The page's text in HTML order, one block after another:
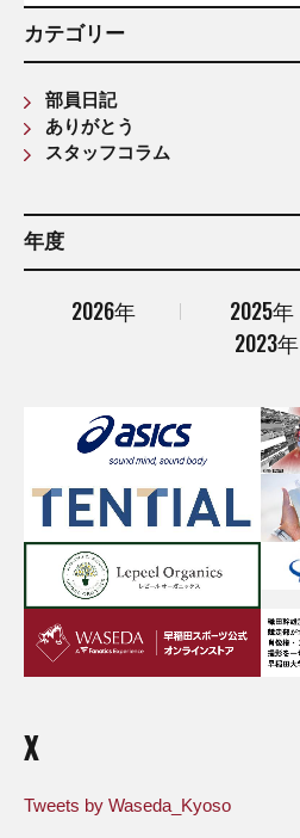
カテゴリー
部員日記
ありがとう
スタッフコラム
年度
2026年 2025年
2023年
X
Tweets by Waseda_Kyoso